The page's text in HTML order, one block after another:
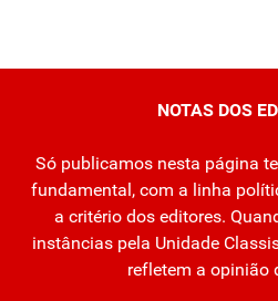
NOTAS DOS
Só publicamos nesta página
fundamental, com a linha
a critério dos editores.
instâncias pela Unidade
refletem a opinião